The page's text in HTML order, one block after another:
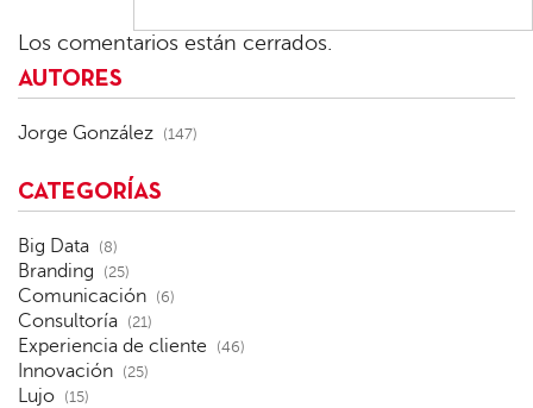
Los comentarios están cerrados.
AUTORES
Jorge González (147)
CATEGORÍAS
Big Data (8)
Branding (25)
Comunicación (6)
Consultoría (21)
Experiencia de cliente (46)
Innovación (25)
Lujo (15)